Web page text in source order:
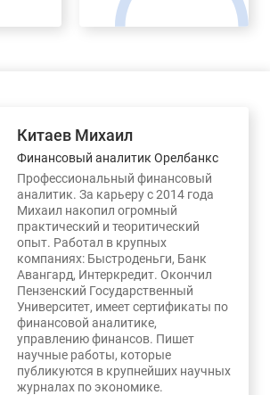
Китаев Михаил
Финансовый аналитик Орелбанкс
Профессиональный финансовый
аналитик. За карьеру с 2014 года
Михаил накопил огромный
практический и теоритический
опыт. Работал в крупных
компаниях: Быстроденьги, Банк
Авангард, Интеркредит. Окончил
Пензенский Государственный
Университет, имеет сертификаты по
финансовой аналитике,
управлению финансов. Пишет
научные работы, которые
публикуются в крупнейших научных
журналах по экономике.